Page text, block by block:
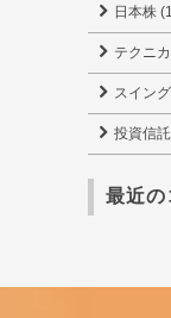
日本株
テクニ
スイン
投資信
最近の